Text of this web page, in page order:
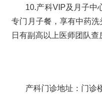
10.产科VIP及月子中
专门月子餐，享有中药
日有副高以上医师团队查
产科门诊地址：门诊